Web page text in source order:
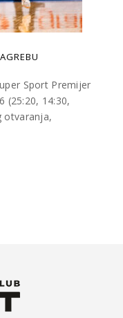
Sport Premijer
(25:20, 14:30,
otvaranja,